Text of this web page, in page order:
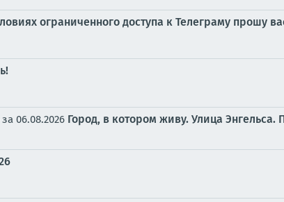
ограниченного доступа к Телеграму прошу
06.08.2026 Город, в котором живу. Улица Энгельса.